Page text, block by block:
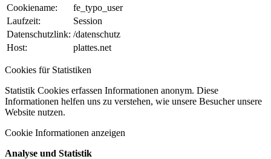
Cookiename:
fe_typo_user
Laufzeit:
Session
Datenschutzlink: /datenschutz
Host:
plattes.net
Cookies für Statistiken
Statistik Cookies erfassen Informationen anonym. Diese
Informationen helfen uns zu verstehen, wie unsere Besucher unsere
Website nutzen.
Cookie Informationen anzeigen
Analyse und Statistik